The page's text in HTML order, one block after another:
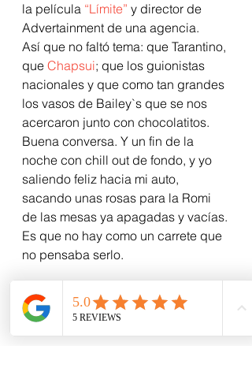
la película “Límite” y director de
Advertainment de una agencia.
Así que no faltó tema: que Tarantino,
que Chapsui; que los guionistas
nacionales y que como tan grandes
los vasos de Bailey`s que se nos
acercaron junto con chocolatitos.
Buena conversa. Y un fin de la
noche con chill out de fondo, y yo
saliendo feliz hacia mi auto,
sacando unas rosas para la Romi
de las mesas ya apagadas y vacías.
Es que no hay como un carrete que
no pensaba serlo.